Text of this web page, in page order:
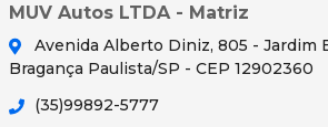
MUV Autos LTDA - Matriz
Avenida Alberto Diniz, 805 - Jardim
Bragança Paulista/SP - CEP 12902360
(35)99892-5777